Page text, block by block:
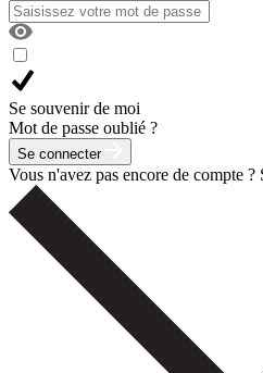
Se souvenir de moi
Mot de passe oublié ?
Se connecter
Vous n'avez pas encore de compte ?